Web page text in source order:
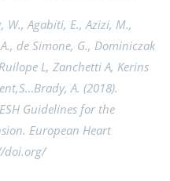
W., Agabiti, E., Azizi, M.,
de Simone, G., Dominiczak
L, Zanchetti A, Kerins
A. (2018).
Guidelines for the
European Heart
doi.org/